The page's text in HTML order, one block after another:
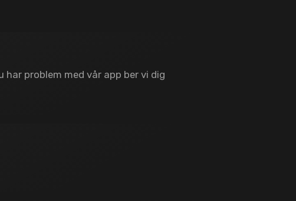
problem med vår app ber vi dig